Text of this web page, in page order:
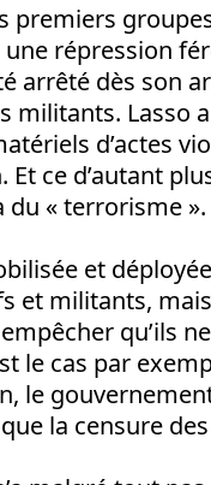
premiers
répression
arrêté dès son
militants. Lasso
d’actes
ce d’autant
« terrorisme ».
et
et militants,
qu’ils
le cas par
le
la censure